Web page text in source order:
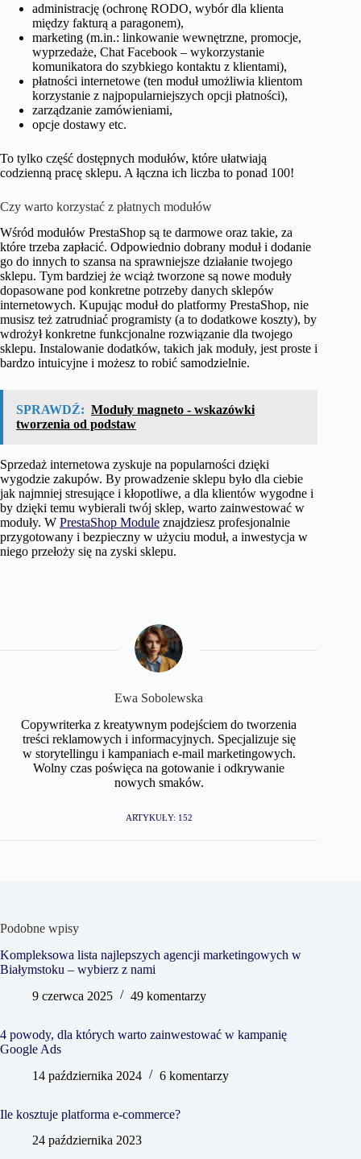
administrację (ochronę RODO, wybór dla klienta
między fakturą a paragonem),
marketing (m.in.: linkowanie wewnętrzne, promocje,
wyprzedaże, Chat Facebook – wykorzystanie
komunikatora do szybkiego kontaktu z klientami),
płatności internetowe (ten moduł umożliwia klientom
korzystanie z najpopularniejszych opcji płatności),
zarządzanie zamówieniami,
opcje dostawy etc.
To tylko część dostępnych modułów, które ułatwiają
codzienną pracę sklepu. A łączna ich liczba to ponad 100!
Czy warto korzystać z płatnych modułów
Wśród modułów PrestaShop są te darmowe oraz takie, za
które trzeba zapłacić. Odpowiednio dobrany moduł i dodanie
go do innych to szansa na sprawniejsze działanie twojego
sklepu. Tym bardziej że wciąż tworzone są nowe moduły
dopasowane pod konkretne potrzeby danych sklepów
internetowych. Kupując moduł do platformy PrestaShop, nie
musisz też zatrudniać programisty (a to dodatkowe koszty), by
wdrożył konkretne funkcjonalne rozwiązanie dla twojego
sklepu. Instalowanie dodatków, takich jak moduły, jest proste i
bardzo intuicyjne i możesz to robić samodzielnie.
SPRAWDŹ: Moduły magneto - wskazówki
tworzenia od podstaw
Sprzedaż internetowa zyskuje na popularności dzięki
wygodzie zakupów. By prowadzenie sklepu było dla ciebie
jak najmniej stresujące i kłopotliwe, a dla klientów wygodne i
by dzięki temu wybierali twój sklep, warto zainwestować w
moduły. W PrestaShop Module znajdziesz profesjonalnie
przygotowany i bezpieczny w użyciu moduł, a inwestycja w
niego przełoży się na zyski sklepu.
Ewa Sobolewska
Copywriterka z kreatywnym podejściem do tworzenia
treści reklamowych i informacyjnych. Specjalizuje się
w storytellingu i kampaniach e-mail marketingowych.
Wolny czas poświęca na gotowanie i odkrywanie
nowych smaków.
ARTYKUŁY: 152
Podobne wpisy
Kompleksowa lista najlepszych agencji marketingowych w
Białymstoku – wybierz z nami
9 czerwca 2025
49 komentarzy
4 powody, dla których warto zainwestować w kampanię
Google Ads
14 października 2024
6 komentarzy
Ile kosztuje platforma e-commerce?
24 października 2023